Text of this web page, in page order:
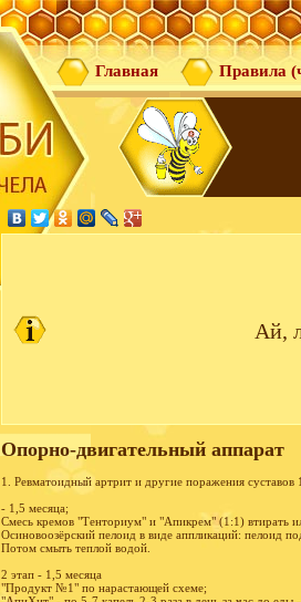
Главная Правила
Ай,
Опорно-двигательный аппарат
1. Ревматоидный артрит и другие поражения
- 1,5 месяца;
Смесь кремов "Тенториум" и "Апикрем" (1:1) втирать
Осиновоозёрский пелоид в виде аппликаций: пелоид
Потом смыть теплой водой.
2 этап - 1,5 месяца
"Продукт №1" по нарастающей схеме;